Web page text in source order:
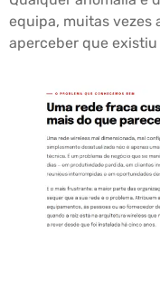
equipa, muitas vezes
aperceber que